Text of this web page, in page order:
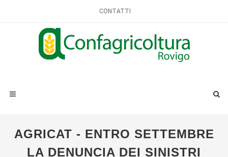
CONTATTI
AGRICAT - ENTRO SETTEMBRE
LA DENUNCIA DEI SINISTRI